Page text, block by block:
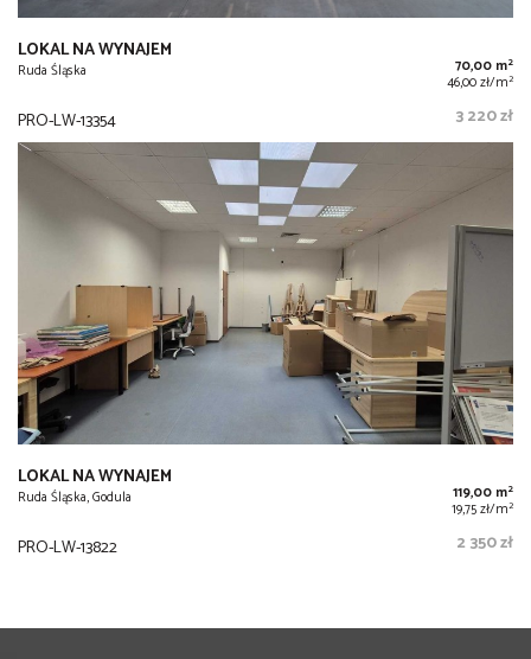
LOKAL NA WYNAJEM
Ruda Śląska 70,00 m2
46,00 zł/m2
PRO-LW-13354 3 220 zł
LOKAL NA WYNAJEM
Ruda Śląska, Godula 119,00 m2
19,75 zł/m2
PRO-LW-13822 2 350 zł